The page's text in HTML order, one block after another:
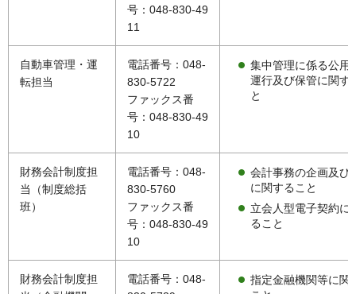
号：048-830-49
11
自動車管理・運
転担当
電話番号：048-
830-5722
ファックス番
号：048-830-49
10
集中管理に係る公用
運行及び保管に関す
と
財務会計制度担
当（制度総括
班）
電話番号：048-
830-5760
ファックス番
号：048-830-49
10
会計事務の企画及び
に関すること
立会人型電子契約に
ること
財務会計制度担
電話番号：048-
指定金融機関等に関